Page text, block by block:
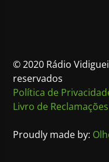
© 2020 Rádio
reservados
Política de
Livro de
Proudly made by: